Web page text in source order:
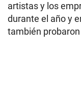
artistas y los
durante el año y
también